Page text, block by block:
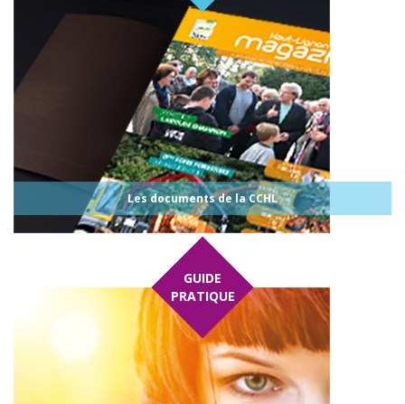
Les documents de la CCHL
GUIDE
PRATIQUE